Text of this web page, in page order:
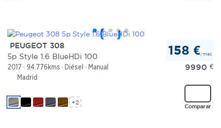
PEUGEOT 308
5p Style 1.6 BlueHDi 100
2017 94.776kms Diésel
Manual
Madrid
158 €/mes
9990 €
Comparar
+2